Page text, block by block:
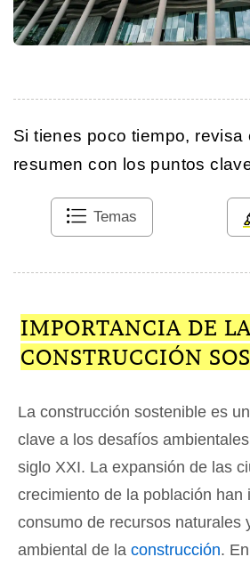
Si tienes poco tiempo, revisa
resumen con los puntos
Temas
IMPORTANCIA DE
CONSTRUCCIÓN
La construcción sostenible es
clave a los desafíos
siglo XXI. La expansión de las
crecimiento de la población han
consumo de recursos naturales
ambiental de la construcción.